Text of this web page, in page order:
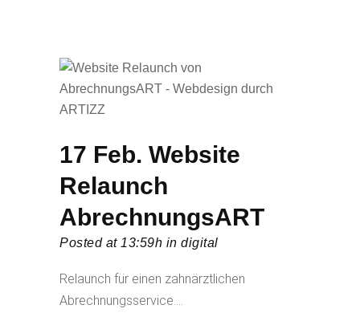
17 Feb. Website
Relaunch
AbrechnungsART
Posted at 13:59h in digital
Relaunch für einen zahnärztlichen
Abrechnungsservice....